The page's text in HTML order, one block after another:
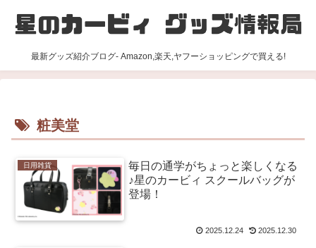
最新グッズ紹介ブログ- Amazon,楽天,ヤフーショッピングで買える!
粧美堂
日用雑貨
毎日の通学がちょっと楽しくなる
♪星のカービィ スクールバッグが
登場！
2025.12.24 2025.12.30